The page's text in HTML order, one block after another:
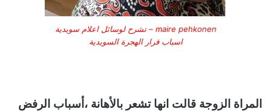
maire pehkonen – تشرح لوسائل اعلام سويدية
اسباب قرار الهجرة السويدية
المراة الزوجة قالت انها تشعر بالأهانة ،أسباب الرفض